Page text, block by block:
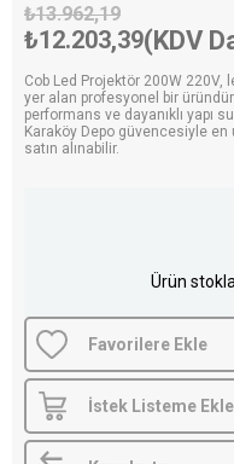
₺13.962,19
₺12.203,39(KDV
Cob Led Projektör 200W
yer alan profesyonel bir
performans ve dayanıklı yapı
Karaköy Depo güvencesiyle en
satın alınabilir.
Ürün
Favorilere Ekle
İstek Listeme Ekle